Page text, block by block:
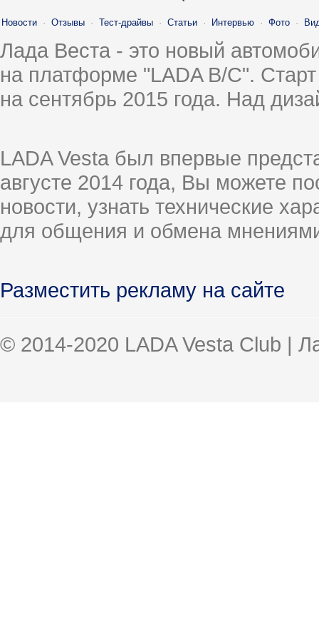
Новости · Отзывы · Тест-драйвы · Статьи · Интервью · Фото ·
Лада Веста - это новый
на платформе "LADA B/C".
на сентябрь 2015 года. Над
LADA Vesta был впервые
августе 2014 года, Вы можете
новости, узнать технические
для общения и обмена
Разместить рекламу на сайте
© 2014-2020 LADA Vesta Club |